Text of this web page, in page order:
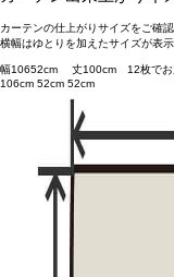
カーテンの仕上がりサイズをご確
横幅はゆとりを加えたサイズが表示
幅10652cm 丈100cm 12枚で
106cm 52cm 52cm